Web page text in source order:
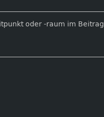
oder -raum im